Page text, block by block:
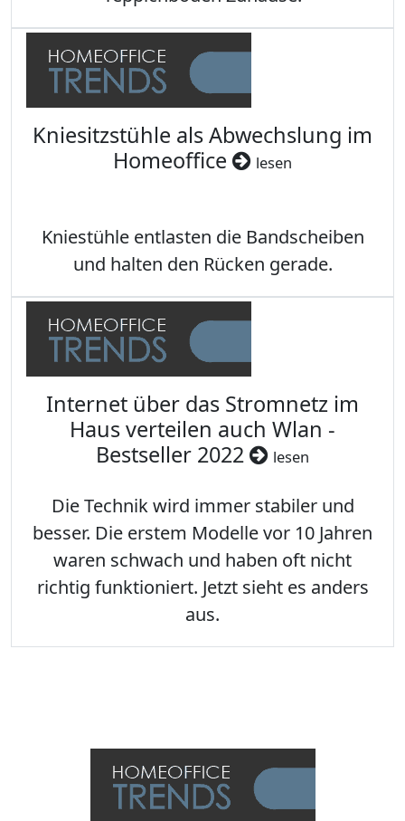
Kniesitzstühle als Abwechslung im
Homeoffice
lesen
Kniestühle entlasten die Bandscheiben
und halten den Rücken gerade.
Internet über das Stromnetz im
Haus verteilen auch Wlan -
Bestseller 2022
lesen
Die Technik wird immer stabiler und
besser. Die erstem Modelle vor 10 Jahren
waren schwach und haben oft nicht
richtig funktioniert. Jetzt sieht es anders
aus.